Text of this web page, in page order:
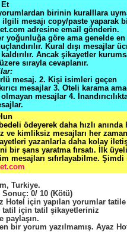
birinin kuralllara
ilgili mesajı copy/paste yaparak
adresine email gönderin.
yoğunluğa göre ama genelde
Kural dışı mesajlar
Ancak şikayetler
sırayla cevaplanır.
mesaj. 2. Kişi isimleri geçen
mesajlar 3. Oteli karama
mesajlar 4.
ödeyerek daha hızlı
ve kimliksiz mesajları her zaman
yazanlarla daha kolay
bir şans yaratma fırsatı. İlk
mesajları sıfırlayabilme. Şimdi
, Turkiye.
Sonuç: 0/ 10 (Kötü)
Hotel için yapılan yorumlar tatile
için tatil şikayetleriniz
paylaşın.
bir yorum yazılmamış. Ayaz